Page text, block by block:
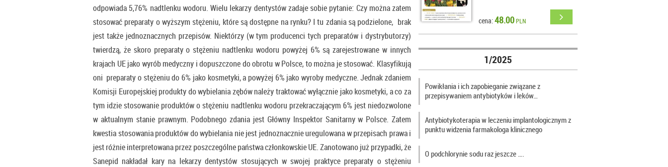
odpowiada 5,76% nadtlenku wodoru. Wielu lekarzy dentystów zadaje sobie pytanie: Czy można zatem
stosować preparaty o wyższym stężeniu, które są dostępne na rynku? I tu zdania są podzielone, brak
jest także jednoznacznych przepisów. Niektórzy (w tym producenci tych preparatów i dystrybutorzy)
twierdzą, że skoro preparaty o stężeniu nadtlenku wodoru powyżej 6% są zarejestrowane w innych
krajach UE jako wyrób medyczny i dopuszczone do obrotu w Polsce, to można je stosować. Klasyfikują
oni preparaty o stężeniu do 6% jako kosmetyki, a powyżej 6% jako wyroby medyczne. Jednak zdaniem
Komisji Europejskiej produkty do wybielania zębów należy traktować wyłącznie jako kosmetyki, a co za
tym idzie stosowanie produktów o stężeniu nadtlenku wodoru przekraczającym 6% jest niedozwolone
w aktualnym stanie prawnym. Podobnego zdania jest Główny Inspektor Sanitarny w Polsce. Zatem
kwestia stosowania produktów do wybielania nie jest jednoznacznie uregulowana w przepisach prawa i
jest różnie interpretowana przez poszczególne państwa członkowskie UE. Zanotowano już przypadki, że
Sanepid nakładał kary na lekarzy dentystów stosujących w swojej praktyce preparaty o stężeniu
cena:48.00PLN
1/2025
Powikłania i ich zapobieganie związane z
przepisywaniem antybiotyków i leków…
Antybiotykoterapia w leczeniu implantologicznym z
punktu widzenia farmakologa klinicznego
O podchlorynie sodu raz jeszcze ….